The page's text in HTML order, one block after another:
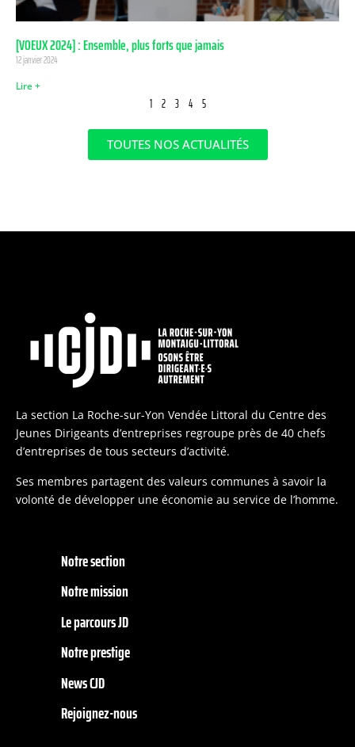
[VOEUX 2024] : Ensemble, plus forts que jamais
12 janvier 2024
Lire +
1 2 3 4 5
TOUTES NOS ACTUALITÉS
La section La Roche-sur-Yon Vendée Littoral du Centre des
Jeunes Dirigeants d’entreprises regroupe près de 40 chefs
d’entreprises de tous secteurs d’activité.
Ses membres partagent des valeurs communes à savoir la
volonté de développer une économie au service de l’homme.
Notre section
Notre mission
Le parcours JD
Notre prestige
News CJD
Rejoignez-nous